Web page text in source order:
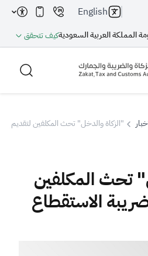
العربية السعوديةكيف تتحقق
English
"الزكاة والدخل" تحث المكلفين لتقديم
تحث المكلفين
الاستقطاع